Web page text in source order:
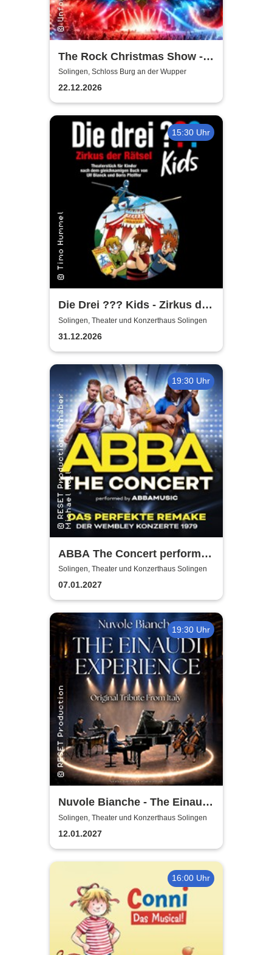
The Rock Christmas Show -
Schloss Burg an der Wupper
Solingen, Schloss Burg an der Wupper
22.12.2026
15:30 Uhr
Die Drei ??? Kids - Zirkus der
Rätsel
Solingen, Theater und Konzerthaus Solingen
31.12.2026
19:30 Uhr
ABBA The Concert performed
by ABBAMUSIC
Solingen, Theater und Konzerthaus Solingen
07.01.2027
19:30 Uhr
Nuvole Bianche - The Einaudi
Experience - Original Tribute
from Italy
Solingen, Theater und Konzerthaus Solingen
12.01.2027
16:00 Uhr